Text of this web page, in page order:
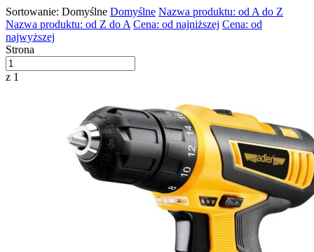
Sortowanie: Domyślne Domyślne Nazwa produktu: od A do Z
Nazwa produktu: od Z do A Cena: od najniższej Cena: od
najwyższej
Strona
z 1